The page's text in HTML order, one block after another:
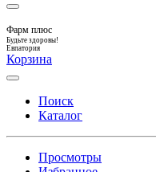
Фарм плюс
Будьте здоровы!
Евпатория
Корзина
Поиск
Каталог
Просмотры